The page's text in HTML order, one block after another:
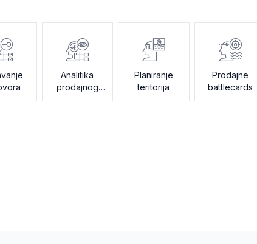
Analitika
prodajnog
toka
Planiranje
teritorija
Prodajne
battlecards